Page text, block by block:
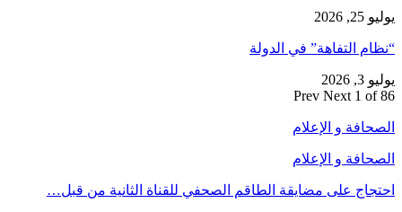
يوليو 25, 2026
“نظام التفاهة” في الدولة
يوليو 3, 2026
Prev Next 1 of 86
الصحافة و الإعلام
الصحافة و الإعلام
احتجاج على مضايقة الطاقم الصحفي للقناة الثانية من قبل…